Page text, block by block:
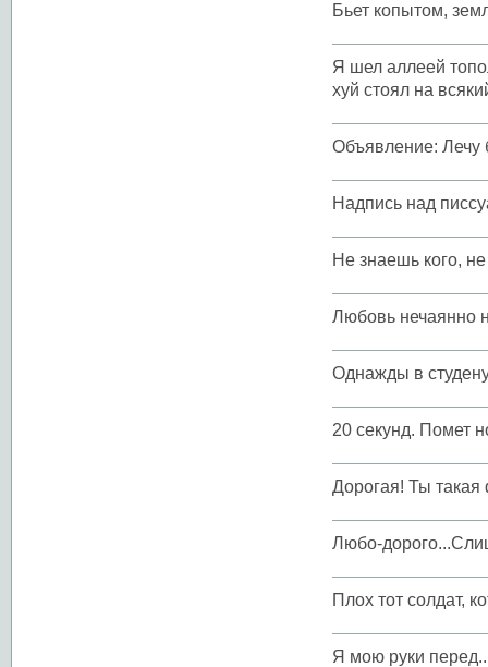
Бьет копытом,
Я шел аллеей
хуй стоял на
Объявление: Лечу
Надпись над
Не знаешь кого,
Любовь нечаянно
Однажды в
20 секунд. Помет
Дорогая! Ты такая
Любо-
Плох тот солдат,
Я мою руки